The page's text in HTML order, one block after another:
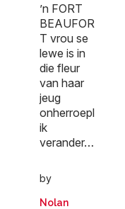
’n FORT
BEAUFOR
T vrou se
lewe is in
die fleur
van haar
jeug
onherroepl
ik
verander…
by
Nolan